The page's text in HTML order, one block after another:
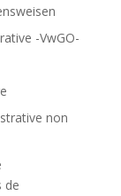
-VwGO-
non
de